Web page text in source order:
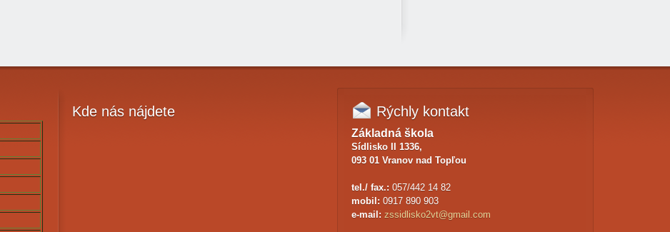
Kdenás nájdete Rýchlykontakt
Základná škola
Sídlisko II 1336,
093 01 Vranov nad Topľou
tel./ fax.: 057/442 14 82
mobil: 0917 890 903
e-mail: zssidlisko2vt@gmail.com